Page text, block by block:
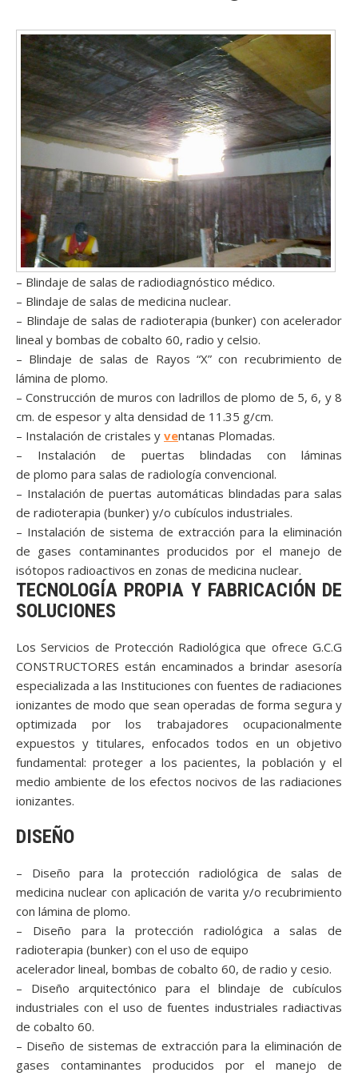
– Blindaje de salas de radiodiagnóstico médico.
– Blindaje de salas de medicina nuclear.
– Blindaje de salas de radioterapia (bunker) con acelerador
lineal y bombas de cobalto 60, radio y celsio.
– Blindaje de salas de Rayos “X” con recubrimiento de
lámina de plomo.
– Construcción de muros con ladrillos de plomo de 5, 6, y 8
cm. de espesor y alta densidad de 11.35 g/cm.
– Instalación de cristales y ventanas Plomadas.
– Instalación de puertas blindadas con láminas
de plomo para salas de radiología convencional.
– Instalación de puertas automáticas blindadas para salas
de radioterapia (bunker) y/o cubículos industriales.
– Instalación de sistema de extracción para la eliminación
de gases contaminantes producidos por el manejo de
isótopos radioactivos en zonas de medicina nuclear.
TECNOLOGÍA PROPIA Y FABRICACIÓN DE
SOLUCIONES
Los Servicios de Protección Radiológica que ofrece G.C.G
CONSTRUCTORES están encaminados a brindar asesoría
especializada a las Instituciones con fuentes de radiaciones
ionizantes de modo que sean operadas de forma segura y
optimizada por los trabajadores ocupacionalmente
expuestos y titulares, enfocados todos en un objetivo
fundamental: proteger a los pacientes, la población y el
medio ambiente de los efectos nocivos de las radiaciones
ionizantes.
DISEÑO
– Diseño para la protección radiológica de salas de
medicina nuclear con aplicación de varita y/o recubrimiento
con lámina de plomo.
– Diseño para la protección radiológica a salas de
radioterapia (bunker) con el uso de equipo
acelerador lineal, bombas de cobalto 60, de radio y cesio.
– Diseño arquitectónico para el blindaje de cubículos
industriales con el uso de fuentes industriales radiactivas
de cobalto 60.
– Diseño de sistemas de extracción para la eliminación de
gases contaminantes producidos por el manejo de